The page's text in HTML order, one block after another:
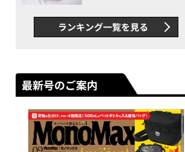
録…ほか【休日バッグの人気
記事ランキングベスト3】
（2026年6月版）
ランキング一覧を見る
最新号のご案内